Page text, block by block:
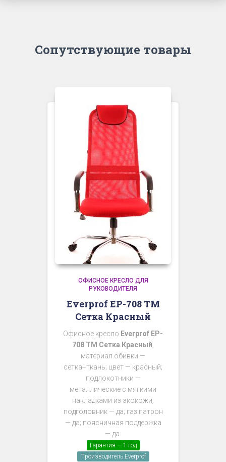
Сопутствующие товары
ОФИСНОЕ КРЕСЛО ДЛЯ
РУКОВОДИТЕЛЯ
Everprof EP-708 TM
Сетка Красный
Офисное кресло Everprof EP-
708 TM Сетка Красный
материал обивки —
сетка+ткань; цвет — красный;
подлокотники —
металлические с мягкими
накладками из экокожи;
подголовник — да; газ патрон
— да; поясничная поддержка
— да.
Гарантия — 1 год
Производитель Everprof